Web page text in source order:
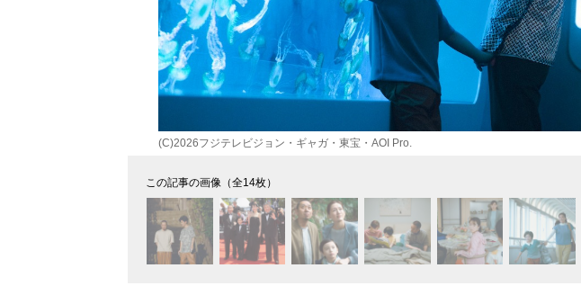
(C)2026フジテレビジョン・ギャガ・東宝・AOI Pro.
この記事の画像（全14枚）